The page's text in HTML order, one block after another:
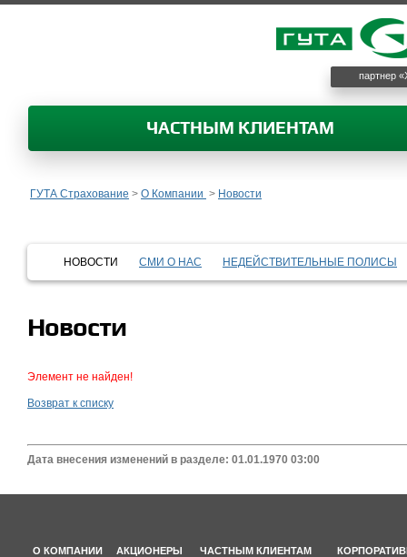
партнер
ЧАСТНЫМ КЛИЕНТАМ
ГУТА Страхование > О Компании > Новости
НОВОСТИ СМИ О НАС НЕДЕЙСТВИТЕЛЬНЫЕ ПОЛИСЫ
Новости
Элемент не найден!
Возврат к списку
Дата внесения изменений в разделе: 01.01.1970 03:00
О КОМПАНИИ АКЦИОНЕРЫ ЧАСТНЫМ КЛИЕНТАМ